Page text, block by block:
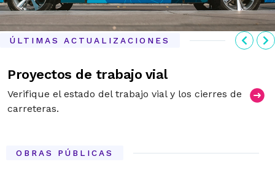
ÚLTIMAS ACTUALIZACIONES
Proyectos de trabajo vial
Verifique el estado del trabajo vial y los cierres de
carreteras.
OBRAS PÚBLICAS